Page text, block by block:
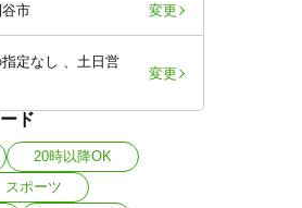
市 変更
定なし
土日営
変更
ド
20時以降OK
スポーツ